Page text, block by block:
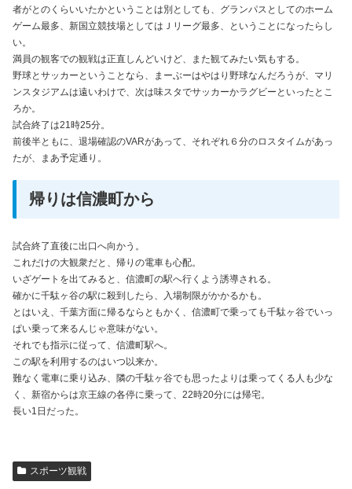
者がとのくらいいたかということは別としても、グランパスとしてのホーム
ゲーム最多、新国立競技場としてはＪリーグ最多、ということになったらし
い。
満員の観客での観戦は正直しんどいけど、また観てみたい気もする。
野球とサッカーということなら、まーぶーはやはり野球なんだろうが、マリ
ンスタジアムは遠いわけで、次は味スタでサッカーかラグビーといったとこ
ろか。
試合終了は21時25分。
前後半ともに、退場確認のVARがあって、それぞれ６分のロスタイムがあっ
たが、まあ予定通り。
帰りは信濃町から
試合終了直後に出口へ向かう。
これだけの大観衆だと、帰りの電車も心配。
いざゲートを出てみると、信濃町の駅へ行くよう誘導される。
確かに千駄ヶ谷の駅に殺到したら、入場制限がかかるかも。
とはいえ、千葉方面に帰るならともかく、信濃町で乗っても千駄ヶ谷でいっ
ぱい乗って来るんじゃ意味がない。
それでも指示に従って、信濃町駅へ。
この駅を利用するのはいつ以来か。
難なく電車に乗り込み、隣の千駄ヶ谷でも思ったよりは乗ってくる人も少な
く、新宿からは京王線の各停に乗って、22時20分には帰宅。
長い1日だった。
スポーツ観戦